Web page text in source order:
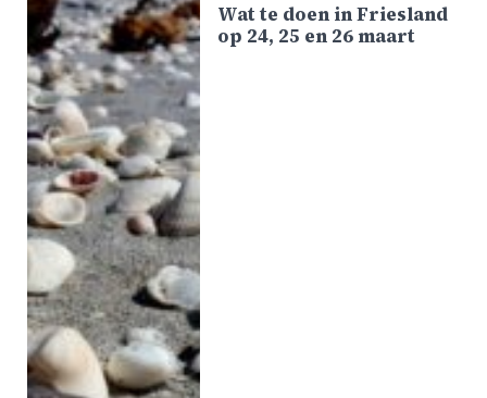
Wat te doen in Friesland
op 24, 25 en 26 maart